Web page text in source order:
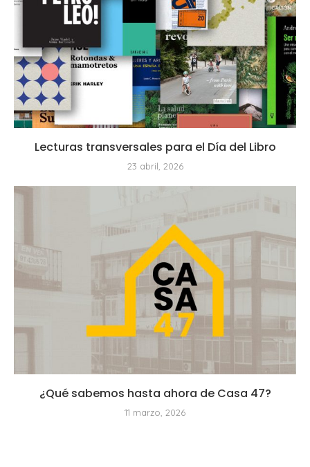
Lecturas transversales para el Día del Libro
23 abril, 2026
¿Qué sabemos hasta ahora de Casa 47?
11 marzo, 2026